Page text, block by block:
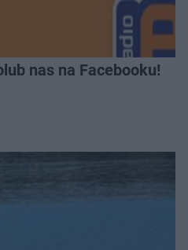
nas na Facebooku!